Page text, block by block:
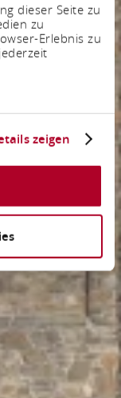
dieser Seite zu
zu
Erlebnis zu
zeigen